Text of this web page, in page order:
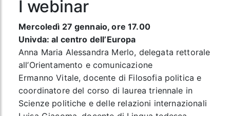
I webinar
Mercoledì 27 gennaio, ore 17.00
Univda: al centro dell’Europa
Anna Maria Alessandra Merlo, delegata rettorale
all’Orientamento e comunicazione
Ermanno Vitale, docente di Filosofia politica e
coordinatore del corso di laurea triennale in
Scienze politiche e delle relazioni internazionali